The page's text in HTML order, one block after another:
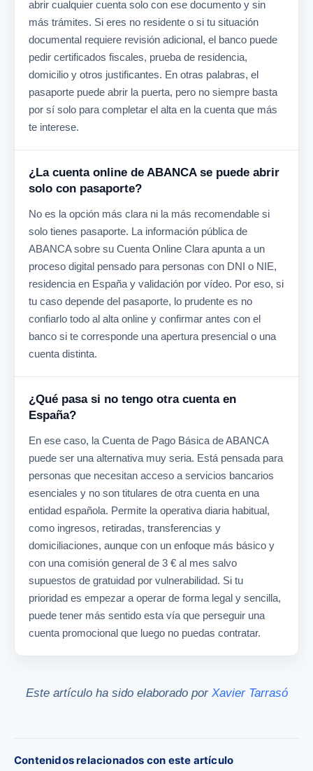
abrir cualquier cuenta solo con ese documento y sin
más trámites. Si eres no residente o si tu situación
documental requiere revisión adicional, el banco puede
pedir certificados fiscales, prueba de residencia,
domicilio y otros justificantes. En otras palabras, el
pasaporte puede abrir la puerta, pero no siempre basta
por sí solo para completar el alta en la cuenta que más
te interese.
¿La cuenta online de ABANCA se puede abrir
solo con pasaporte?
No es la opción más clara ni la más recomendable si
solo tienes pasaporte. La información pública de
ABANCA sobre su Cuenta Online Clara apunta a un
proceso digital pensado para personas con DNI o NIE,
residencia en España y validación por vídeo. Por eso, si
tu caso depende del pasaporte, lo prudente es no
confiarlo todo al alta online y confirmar antes con el
banco si te corresponde una apertura presencial o una
cuenta distinta.
¿Qué pasa si no tengo otra cuenta en
España?
En ese caso, la Cuenta de Pago Básica de ABANCA
puede ser una alternativa muy seria. Está pensada para
personas que necesitan acceso a servicios bancarios
esenciales y no son titulares de otra cuenta en una
entidad española. Permite la operativa diaria habitual,
como ingresos, retiradas, transferencias y
domiciliaciones, aunque con un enfoque más básico y
con una comisión general de 3 € al mes salvo
supuestos de gratuidad por vulnerabilidad. Si tu
prioridad es empezar a operar de forma legal y sencilla,
puede tener más sentido esta vía que perseguir una
cuenta promocional que luego no puedas contratar.
Este artículo ha sido elaborado por Xavier Tarrasó
Contenidos relacionados con este artículo